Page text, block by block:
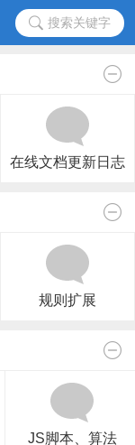
搜索关键字
在线文档更新日志
规则扩展
JS脚本、算法